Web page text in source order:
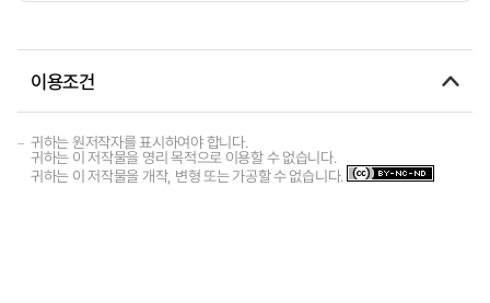
이용조건
귀하는 원저작자를 표시하여야 합니다.
귀하는 이 저작물을 영리 목적으로 이용할 수 없습니다.
귀하는 이 저작물을 개작, 변형 또는 가공할 수 없습니다.